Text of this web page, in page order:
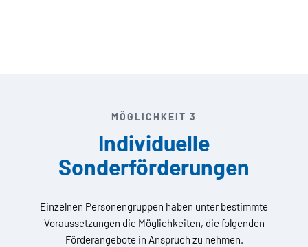
MÖGLICHKEIT 3
Individuelle
Sonderförderungen
Einzelnen Personengruppen haben unter bestimmte
Voraussetzungen die Möglichkeiten, die folgenden
Förderangebote in Anspruch zu nehmen.